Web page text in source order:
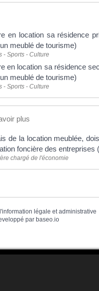
en location sa résidence
meublé de tourisme)
- Sports - Culture
en location sa résidence
meublé de tourisme)
- Sports - Culture
plus
de la location meublée,
foncière des entreprises
chargé de l'économie
légale et administrative
par baseo.io